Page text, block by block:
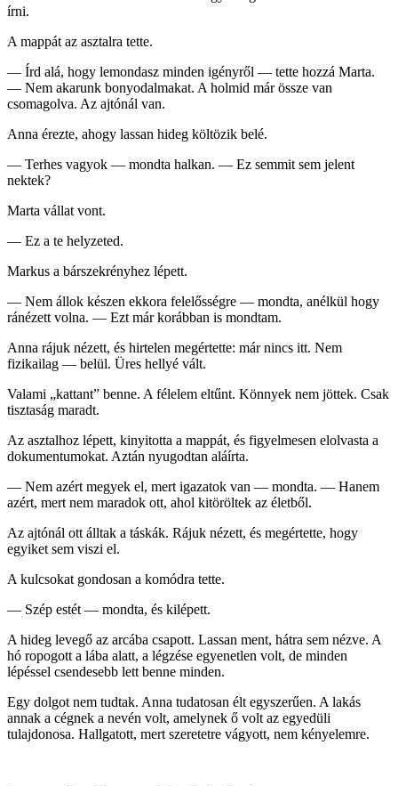
írni.
A mappát az asztalra tette.
— Írd alá, hogy lemondasz minden igényről — tette hozzá Marta.
— Nem akarunk bonyodalmakat. A holmid már össze van
csomagolva. Az ajtónál van.
Anna érezte, ahogy lassan hideg költözik belé.
— Terhes vagyok — mondta halkan. — Ez semmit sem jelent
nektek?
Marta vállat vont.
— Ez a te helyzeted.
Markus a bárszekrényhez lépett.
— Nem állok készen ekkora felelősségre — mondta, anélkül hogy
ránézett volna. — Ezt már korábban is mondtam.
Anna rájuk nézett, és hirtelen megértette: már nincs itt. Nem
fizikailag — belül. Üres hellyé vált.
Valami „kattant” benne. A félelem eltűnt. Könnyek nem jöttek. Csak
tisztaság maradt.
Az asztalhoz lépett, kinyitotta a mappát, és figyelmesen elolvasta a
dokumentumokat. Aztán nyugodtan aláírta.
— Nem azért megyek el, mert igazatok van — mondta. — Hanem
azért, mert nem maradok ott, ahol kitöröltek az életből.
Az ajtónál ott álltak a táskák. Rájuk nézett, és megértette, hogy
egyiket sem viszi el.
A kulcsokat gondosan a komódra tette.
— Szép estét — mondta, és kilépett.
A hideg levegő az arcába csapott. Lassan ment, hátra sem nézve. A
hó ropogott a lába alatt, a légzése egyenetlen volt, de minden
lépéssel csendesebb lett benne minden.
Egy dolgot nem tudtak. Anna tudatosan élt egyszerűen. A lakás
annak a cégnek a nevén volt, amelynek ő volt az egyedüli
tulajdonosa. Hallgatott, mert szeretetre vágyott, nem kényelemre.